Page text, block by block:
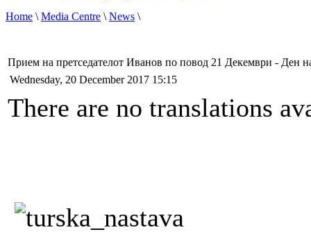
Home \Media Centre \News \
Прием на претседателот Иванов по повод 21 Декември - Ден на
Wednesday, 20 December 2017 15:15
There are no translations